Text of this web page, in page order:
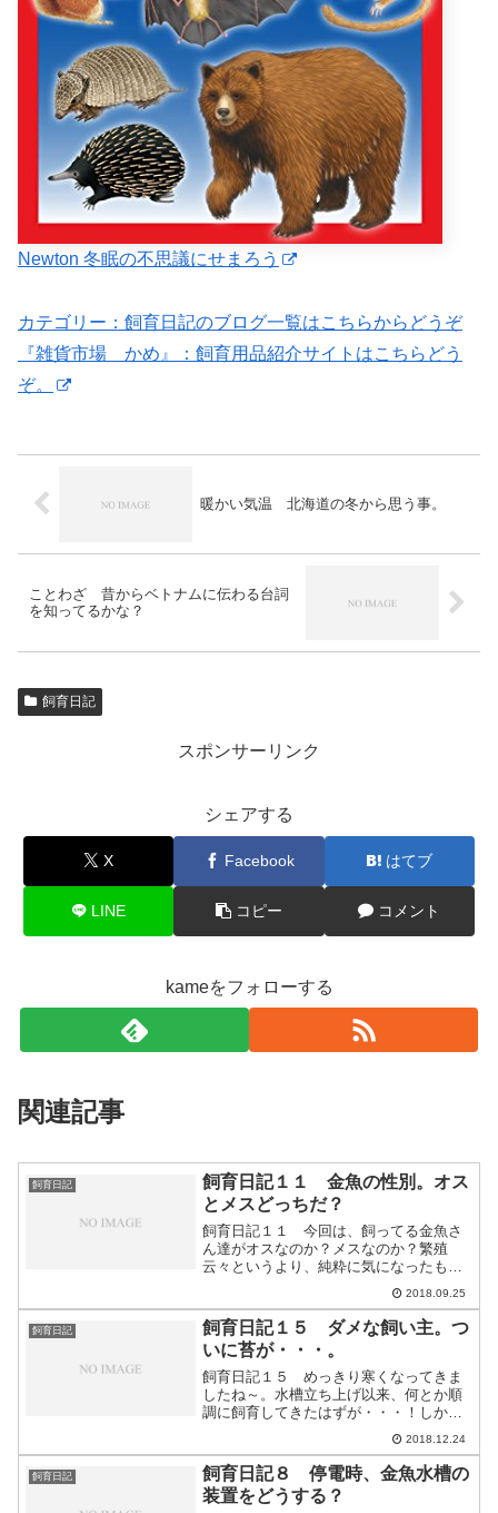
Newton 冬眠の不思議にせまろう
カテゴリー：飼育日記のブログ一覧はこちらからどうぞ
『雑貨市場 かめ』：飼育用品紹介サイトはこちらどう
ぞ。
暖かい気温 北海道の冬から思う事。
ことわざ 昔からベトナムに伝わる台詞
を知ってるかな？
飼育日記
スポンサーリンク
シェアする
X Facebook はてブ
LINE コピー コメント
kameをフォローする
関連記事
飼育日記
飼育日記１１ 金魚の性別。オス
とメスどっちだ？
飼育日記１１ 今回は、飼ってる金魚さ
ん達がオスなのか？メスなのか？繁殖
云々というより、純粋に気になったもの
で・・・。頑張って検証してみたいと思
います！＜広告＞(adsbygoogle =
window.adsbygoogle || [])....
2018.09.25
飼育日記
飼育日記１５ ダメな飼い主。つ
いに苔が・・・。
飼育日記１５ めっきり寒くなってきま
したね～。水槽立ち上げ以来、何とか順
調に飼育してきたはずが・・・！しか
し、しかし。ついに苔を生やしてしまっ
た～！今回の飼育日記１５では、そんな
苔について書いてみたいと思います。＜
広告＞(adsbygoog...
2018.12.24
飼育日記
飼育日記８ 停電時、金魚水槽の
装置をどうする？